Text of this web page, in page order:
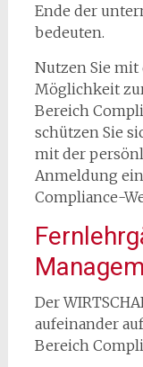
Ende der
bedeuten.
Nutzen Sie mit
Möglichkeit
Bereich
schützen Sie
mit der
Anmeldung
Compliance-
Der
aufeinander
Bereich